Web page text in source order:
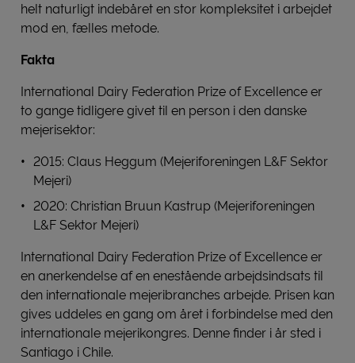
helt naturligt indebåret en stor kompleksitet i arbejdet
mod en, fælles metode.
Fakta
International Dairy Federation Prize of Excellence er
to gange tidligere givet til en person i den danske
mejerisektor:
2015: Claus Heggum (Mejeriforeningen L&F Sektor
Mejeri)
2020: Christian Bruun Kastrup (Mejeriforeningen
L&F Sektor Mejeri)
International Dairy Federation Prize of Excellence er
en anerkendelse af en enestående arbejdsindsats til
den internationale mejeribranches arbejde. Prisen kan
gives uddeles en gang om året i forbindelse med den
internationale mejerikongres. Denne finder i år sted i
Santiago i Chile.